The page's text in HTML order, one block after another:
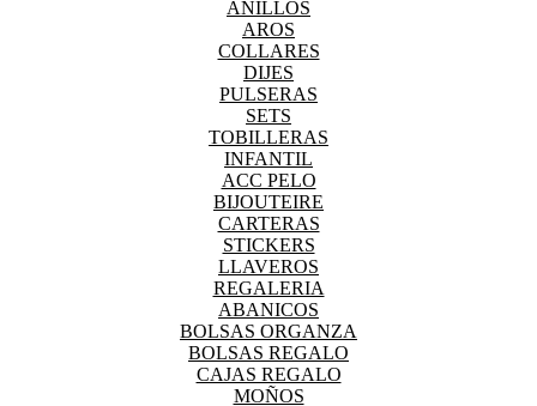
ANILLOS
AROS
COLLARES
DIJES
PULSERAS
SETS
TOBILLERAS
INFANTIL
ACC PELO
BIJOUTEIRE
CARTERAS
STICKERS
LLAVEROS
REGALERIA
ABANICOS
BOLSAS ORGANZA
BOLSAS REGALO
CAJAS REGALO
MOÑOS